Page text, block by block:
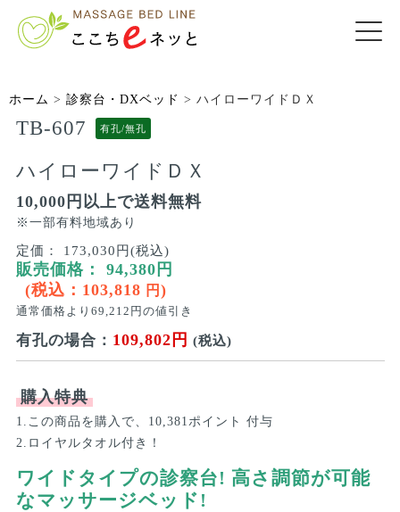
ホーム > 診察台・DXベッド > ハイローワイドＤＸ
TB-607 有孔/無孔
ハイローワイドＤＸ
10,000円以上で送料無料
※一部有料地域あり
定価：
173,030円(税込)
販売価格： 94,380 円
(税込： 103,818 円 )
通常価格より 69,212 円の値引き
有孔の場合： 109,802円 (税込)
購入特典
1.この商品を購入で、10,381ポイント 付与
2.ロイヤルタオル付き！
ワイドタイプの診察台! 高さ調節が可能
なマッサージベッド!